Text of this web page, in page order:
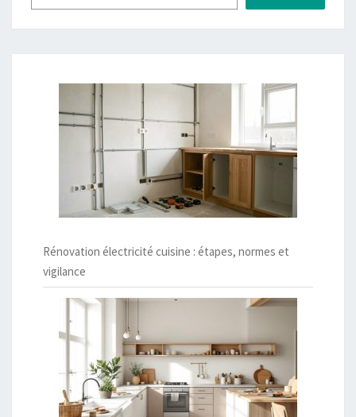
Rénovation électricité cuisine : étapes, normes et
vigilance